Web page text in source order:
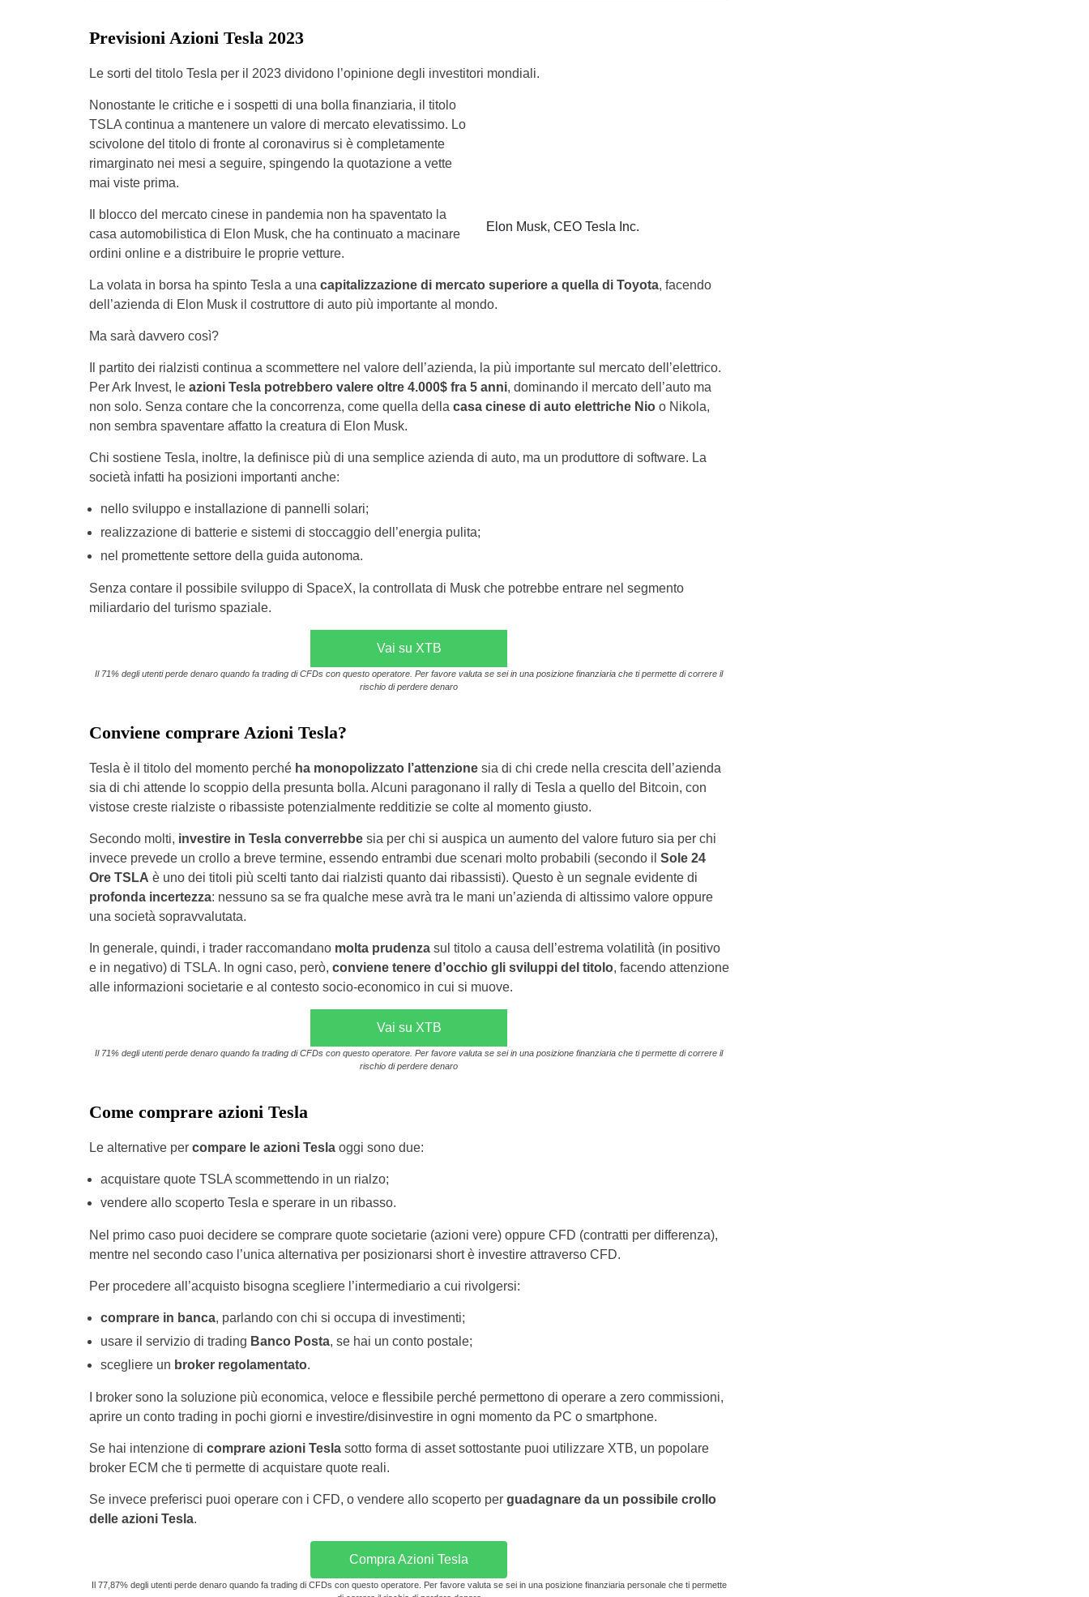
Previsioni Azioni Tesla 2023
Le sorti del titolo Tesla per il 2023 dividono l’opinione degli investitori mondiali.
Elon Musk, CEO Tesla Inc.
Nonostante le critiche e i sospetti di una bolla finanziaria, il titolo
TSLA continua a mantenere un valore di mercato elevatissimo. Lo
scivolone del titolo di fronte al coronavirus si è completamente
rimarginato nei mesi a seguire, spingendo la quotazione a vette
mai viste prima.
Il blocco del mercato cinese in pandemia non ha spaventato la
casa automobilistica di Elon Musk, che ha continuato a macinare
ordini online e a distribuire le proprie vetture.
La volata in borsa ha spinto Tesla a una capitalizzazione di mercato superiore a quella di Toyota, facendo
dell’azienda di Elon Musk il costruttore di auto più importante al mondo.
Ma sarà davvero così?
Il partito dei rialzisti continua a scommettere nel valore dell’azienda, la più importante sul mercato dell’elettrico.
Per Ark Invest, le azioni Tesla potrebbero valere oltre 4.000$ fra 5 anni, dominando il mercato dell’auto ma
non solo. Senza contare che la concorrenza, come quella della casa cinese di auto elettriche Nioo Nikola,
non sembra spaventare affatto la creatura di Elon Musk.
Chi sostiene Tesla, inoltre, la definisce più di una semplice azienda di auto, ma un produttore di software. La
società infatti ha posizioni importanti anche:
nello sviluppo e installazione di pannelli solari;
realizzazione di batterie e sistemi di stoccaggio dell’energia pulita;
nel promettente settore della guida autonoma.
Senza contare il possibile sviluppo di SpaceX, la controllata di Musk che potrebbe entrare nel segmento
miliardario del turismo spaziale.
Vai su XTB
Il 71% degli utenti perde denaro quando fa trading di CFDs con questo operatore. Per favore valuta se sei in una posizione finanziaria che ti permette di correre il
rischio di perdere denaro
Conviene comprare Azioni Tesla?
Tesla è il titolo del momento perché ha monopolizzato l’attenzionesia di chi crede nella crescita dell’azienda
sia di chi attende lo scoppio della presunta bolla. Alcuni paragonano il rally di Tesla a quello del Bitcoin, con
vistose creste rialziste o ribassiste potenzialmente redditizie se colte al momento giusto.
Secondo molti, investire in Tesla converrebbesia per chi si auspica un aumento del valore futuro sia per chi
invece prevede un crollo a breve termine, essendo entrambi due scenari molto probabili (secondo il Sole 24
Ore TSLA è uno dei titoli più scelti tanto dai rialzisti quanto dai ribassisti). Questo è un segnale evidente di
profonda incertezza: nessuno sa se fra qualche mese avrà tra le mani un’azienda di altissimo valore oppure
una società sopravvalutata.
In generale, quindi, i trader raccomandano molta prudenzasul titolo a causa dell’estrema volatilità (in positivo
e in negativo) di TSLA. In ogni caso, però, conviene tenere d’occhio gli sviluppi del titolo, facendo attenzione
alle informazioni societarie e al contesto socio-economico in cui si muove.
Vai su XTB
Il 71% degli utenti perde denaro quando fa trading di CFDs con questo operatore. Per favore valuta se sei in una posizione finanziaria che ti permette di correre il
rischio di perdere denaro
Come comprare azioni Tesla
Le alternative per compare le azioni Teslaoggi sono due:
acquistare quote TSLA scommettendo in un rialzo;
vendere allo scoperto Tesla e sperare in un ribasso.
Nel primo caso puoi decidere se comprare quote societarie (azioni vere) oppure CFD (contratti per differenza),
mentre nel secondo caso l’unica alternativa per posizionarsi short è investire attraverso CFD.
Per procedere all’acquisto bisogna scegliere l’intermediario a cui rivolgersi:
comprare in banca, parlando con chi si occupa di investimenti;
usare il servizio di trading Banco Posta, se hai un conto postale;
scegliere un broker regolamentato.
I broker sono la soluzione più economica, veloce e flessibile perché permettono di operare a zero commissioni,
aprire un conto trading in pochi giorni e investire/disinvestire in ogni momento da PC o smartphone.
Se hai intenzione di comprare azioni Tesla sotto forma di asset sottostante puoi utilizzare XTB, un popolare
broker ECM che ti permette di acquistare quote reali.
Se invece preferisci puoi operare con i CFD, o vendere allo scoperto per guadagnare da un possibile crollo
delle azioni Tesla.
Compra Azioni Tesla
Il 77,87% degli utenti perde denaro quando fa trading di CFDs con questo operatore. Per favore valuta se sei in una posizione finanziaria personale che ti permette